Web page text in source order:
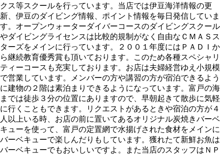
クス等スクールを行っています。当店では伊豆海洋情報の更
新、伊豆のダイビング情報、ポイント情報を毎日発信していま
す。オープンウォーターダイバーコースのダイビングスクール
やダイビングライセンスは比較的規制がなく自由なＣＭＡＳス
ターズをメインに行っています。２００１年度にはＰＡＤＩか
ら継続教育優秀賞も頂いております。このため各種スペシャリ
ティーコースも充実しております。お店は夫婦経営ゆえ小規模
で営業しています。メンバーの方や講習の方が宿泊できるよう
に建物の２階は素泊まりできるようになっています。富戸の海
までは徒歩３分の位置にありますので、早朝起きて散歩に気軽
に行くこともできます。リクエストがあるときや宿泊の方が４
人以上いる時、お店の前に置いてあるオリジナル炭焼きバーベ
キューを使って、富戸の定置網で水揚げされた食材をメインに
バーベキューで楽しんだりもしています。獲れたて新鮮お魚は
バーベキューでもおいしいですよ。また当店のスタッフはＮＰ